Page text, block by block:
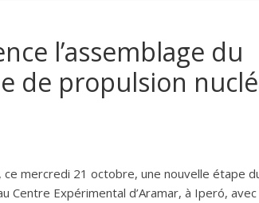
l’assemblage du
de propulsion
mercredi 21 octobre, une nouvelle étape
Centre Expérimental d’Aramar, à Iperó,